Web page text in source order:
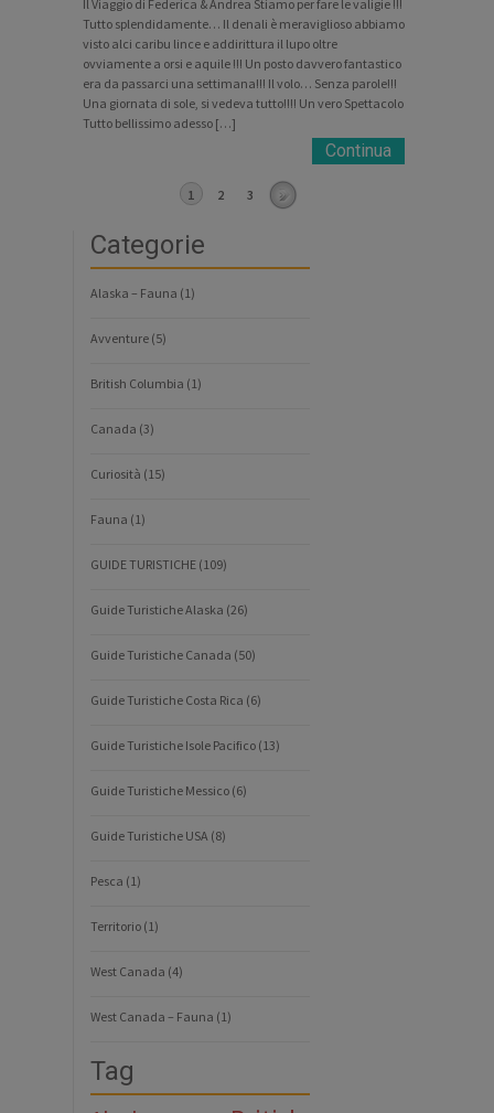
Il Viaggio di Federica & Andrea Stiamo per fare le valigie !!!
Tutto splendidamente… Il denali è meraviglioso abbiamo
visto alci caribu lince e addirittura il lupo oltre
ovviamente a orsi e aquile !!! Un posto davvero fantastico
era da passarci una settimana!!! Il volo… Senza parole!!!
Una giornata di sole, si vedeva tutto!!!! Un vero Spettacolo
Tutto bellissimo adesso […]
Continua
1 2 3
Categorie
Alaska – Fauna (1)
Avventure (5)
British Columbia (1)
Canada (3)
Curiosità (15)
Fauna (1)
GUIDE TURISTICHE (109)
Guide Turistiche Alaska (26)
Guide Turistiche Canada (50)
Guide Turistiche Costa Rica (6)
Guide Turistiche Isole Pacifico (13)
Guide Turistiche Messico (6)
Guide Turistiche USA (8)
Pesca (1)
Territorio (1)
West Canada (4)
West Canada – Fauna (1)
Tag